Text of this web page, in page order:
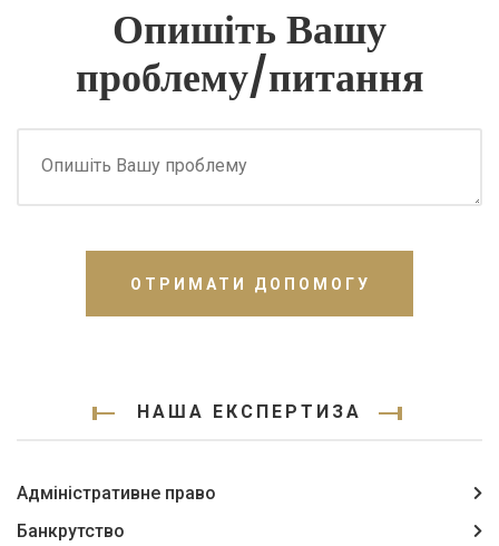
Опишіть Вашу
проблему/питання
ОТРИМАТИ ДОПОМОГУ
НАША ЕКСПЕРТИЗА
Адміністративне право
Банкрутство